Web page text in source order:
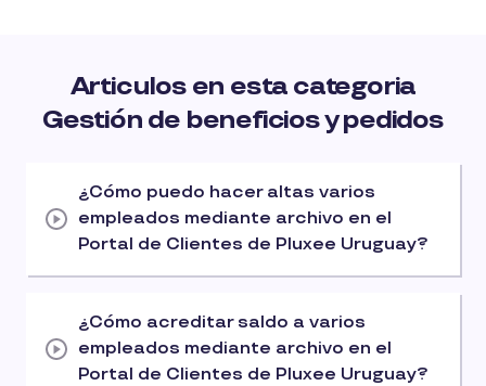
Articulos en esta categoria
Gestión de beneficios y pedidos
¿Cómo puedo hacer altas varios
empleados mediante archivo en el
Portal de Clientes de Pluxee Uruguay?
¿Cómo acreditar saldo a varios
empleados mediante archivo en el
Portal de Clientes de Pluxee Uruguay?